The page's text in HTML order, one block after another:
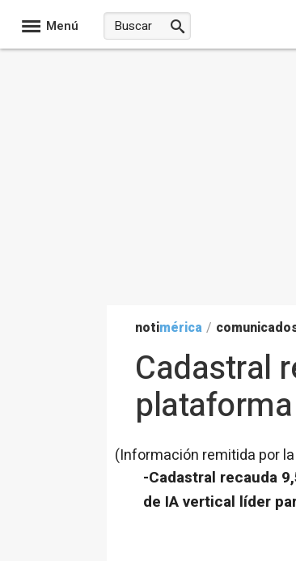
Menú
notimérica /
Cadastral
(Información remitida por
-Cadastral recauda
de IA vertical líder